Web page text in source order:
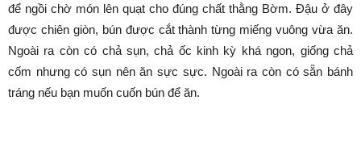
để ngồi chờ món lên quạt cho đúng chất thằng Bờm. Đậu ở đây
được chiên giòn, bún được cắt thành từng miếng vuông vừa ăn.
Ngoài ra còn có chả sụn, chả ốc kinh kỳ khá ngon, giống chả
cốm nhưng có sụn nên ăn sực sực. Ngoài ra còn có sẵn bánh
tráng nếu bạn muốn cuốn bún để ăn.